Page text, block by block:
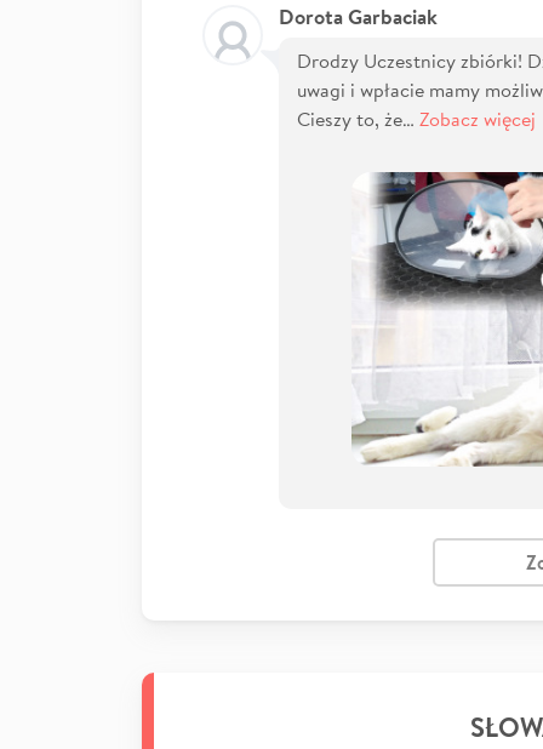
Dorota Garbaciak
Drodzy Uczestnicy zbiórki!
uwagi i wpłacie mamy
Cieszy to, że… Zobacz więcej